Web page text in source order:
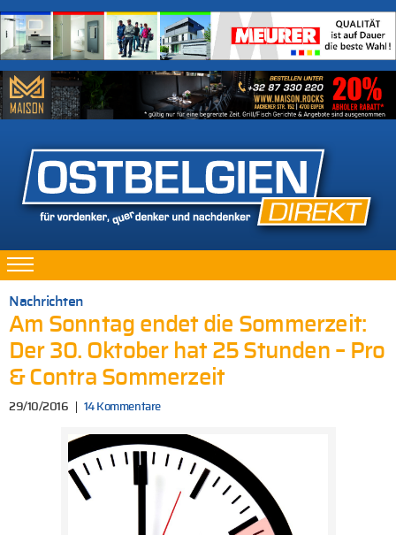
Nachrichten
Am Sonntag endet die Sommerzeit:
Der 30. Oktober hat 25 Stunden – Pro
& Contra Sommerzeit
29/10/2016 14 Kommentare